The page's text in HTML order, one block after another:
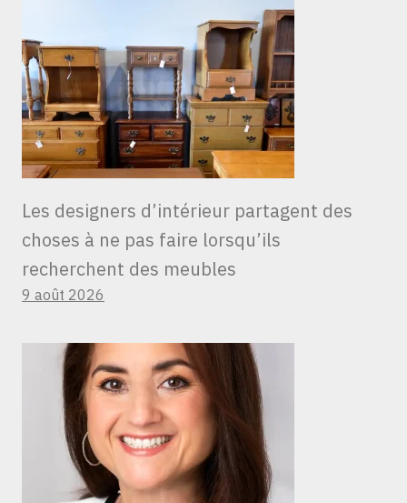
Les designers d’intérieur partagent des
choses à ne pas faire lorsqu’ils
recherchent des meubles
9 août 2026